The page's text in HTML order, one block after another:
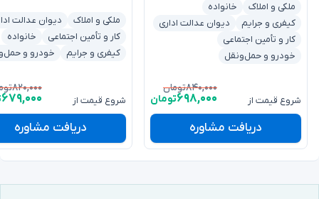
ملکی و املاک
خانواده
کیفری و جرایم
دیوان عدالت اداری
کار و تأمین اجتماعی
خودرو و حمل‌ونقل
شروع قیمت از
۸۴۰,۰۰۰تومان
۶۹۸,۰۰۰تومان
دریافت مشاوره
ملکی و املاک
دیوان عدالت
کار و تأمین اجتماعی
خانواده
کیفری و جرایم
خودرو و
شروع قیمت از
۸۲۰,۰۰۰
۶۷۹,۰۰۰
دریافت مشاوره